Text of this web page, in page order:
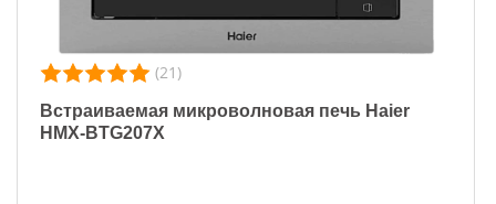
(21)
Встраиваемая микроволновая печь Haier
HMX-BTG207X